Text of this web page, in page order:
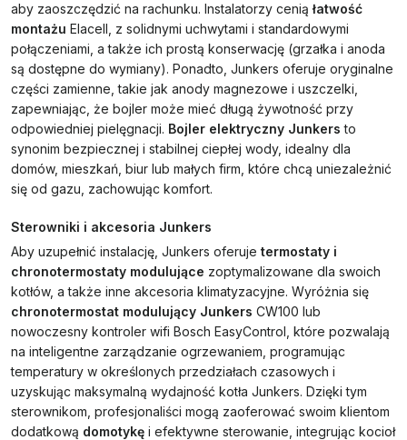
aby zaoszczędzić na rachunku. Instalatorzy cenią łatwość
montażu Elacell, z solidnymi uchwytami i standardowymi
połączeniami, a także ich prostą konserwację (grzałka i anoda
są dostępne do wymiany). Ponadto, Junkers oferuje oryginalne
części zamienne, takie jak anody magnezowe i uszczelki,
zapewniając, że bojler może mieć długą żywotność przy
odpowiedniej pielęgnacji. Bojler elektryczny Junkers to
synonim bezpiecznej i stabilnej ciepłej wody, idealny dla
domów, mieszkań, biur lub małych firm, które chcą uniezależnić
się od gazu, zachowując komfort.
Sterowniki i akcesoria Junkers
Aby uzupełnić instalację, Junkers oferuje termostaty i
chronotermostaty modulujące zoptymalizowane dla swoich
kotłów, a także inne akcesoria klimatyzacyjne. Wyróżnia się
chronotermostat modulujący Junkers CW100 lub
nowoczesny kontroler wifi Bosch EasyControl, które pozwalają
na inteligentne zarządzanie ogrzewaniem, programując
temperatury w określonych przedziałach czasowych i
uzyskując maksymalną wydajność kotła Junkers. Dzięki tym
sterownikom, profesjonaliści mogą zaoferować swoim klientom
dodatkową domotykę i efektywne sterowanie, integrując kocioł